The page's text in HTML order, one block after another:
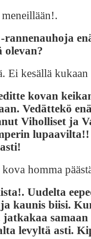
olevan?
Ei kesällä
kovan
Vedättekö
Viholliset ja
homma
Uudelta
kaunis biisi.
levyltä asti.